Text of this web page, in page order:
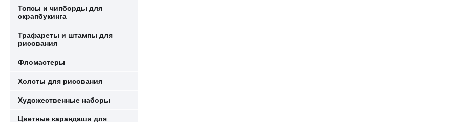
Топсы и чипборды для
скрапбукинга
Трафареты и штампы для
рисования
Фломастеры
Холсты для рисования
Художественные наборы
Цветные карандаши для